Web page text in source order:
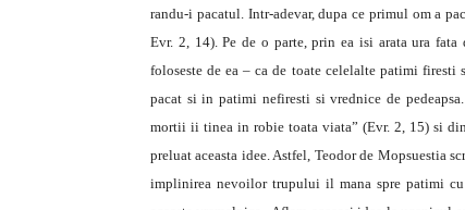
randu-i pacatul. Intr-adevar, dupa ce primul om a
Evr. 2, 14). Pe de o parte, prin ea isi arata ura
foloseste de ea – ca de toate celelalte patimi
pacat si in patimi nefiresti si vrednice de
mortii ii tinea in robie toata viata” (Evr. 2, 15) si
preluat aceasta idee. Astfel, Teodor de Mopsuestia
implinirea nevoilor trupului il mana spre patimi